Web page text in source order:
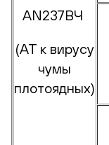
AN237ВЧ
(АТ к вирусу
чумы
плотоядных)